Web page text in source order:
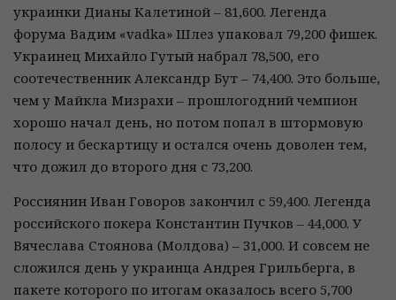
украинки Дианы Калетиной – 81,600. Легенда
форума Вадим «vadka» Шлез упаковал 79,200 фишек.
Украинец Михайло Гутый набрал 78,500, его
соотечественник Александр Бут – 74,400. Это больше,
чем у Майкла Мизрахи – прошлогодний чемпион
хорошо начал день, но потом попал в штормовую
полосу и бескартицу и остался очень доволен тем,
что дожил до второго дня с 73,200.
Россиянин Иван Говоров закончил с 59,400. Легенда
российского покера Константин Пучков – 44,000. У
Вячеслава Стоянова (Молдова) – 31,000. И совсем не
сложился день у украинца Андрея Грильберга, в
пакете которого по итогам оказалось всего 5,700